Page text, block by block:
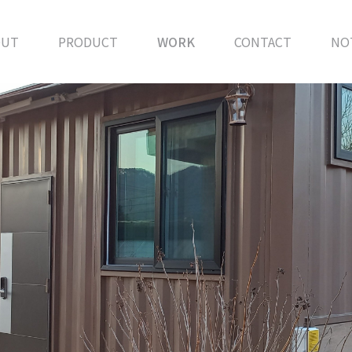
PRODUCT WORK CONTACT